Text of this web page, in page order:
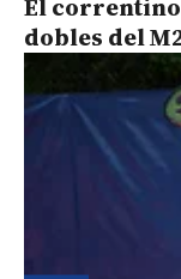
dobles del